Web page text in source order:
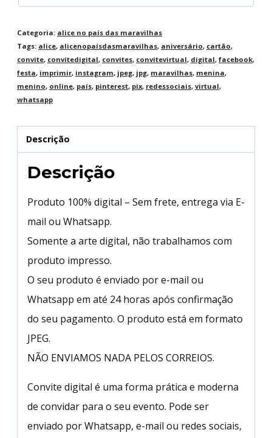
Categoria: alice no país das maravilhas
Tags: alice, alicenopaísdasmaravilhas, aniversário, cartão,
convite, convitedigital, convites, convitevirtual, digital, facebook,
festa, imprimir, instagram, jpeg, jpg, maravilhas, menina,
menino, online, país, pinterest, pix, redessociais, virtual,
whatsapp
Descrição
Descrição
Produto 100% digital – Sem frete, entrega via E-
mail ou Whatsapp.
Somente a arte digital, não trabalhamos com
produto impresso.
O seu produto é enviado por e-mail ou
Whatsapp em até 24 horas após confirmação
do seu pagamento. O produto está em formato
JPEG.
NÃO ENVIAMOS NADA PELOS CORREIOS.
Convite digital é uma forma prática e moderna
de convidar para o seu evento. Pode ser
enviado por Whatsapp, e-mail ou redes sociais,